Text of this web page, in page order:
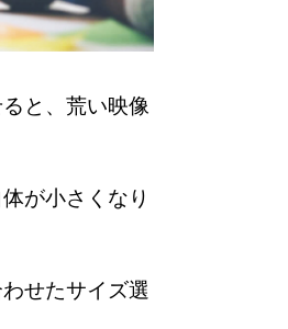
と、荒い映像
が小さくなり
せたサイズ選